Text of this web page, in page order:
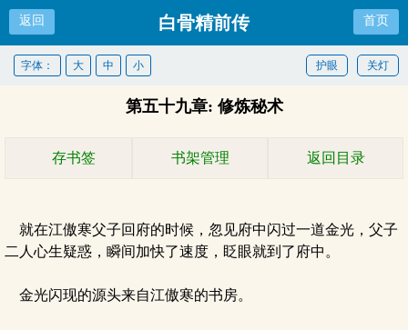
返回 白骨精前传 首页
关灯
护眼
字体： 大 中 小
第五十九章: 修炼秘术
存书签 书架管理 返回目录
就在江傲寒父子回府的时候，忽见府中闪过一道金光，父子
二人心生疑惑，瞬间加快了速度，眨眼就到了府中。
金光闪现的源头来自江傲寒的书房。